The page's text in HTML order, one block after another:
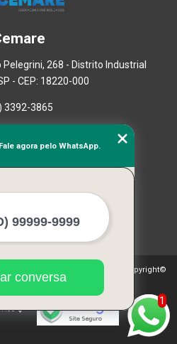
268 - Distrito Industrial
- CEP: 18220-000
3392-3865
do site
Serviços
à proteção de direitos autorais. Copyright©
1
agora pelo WhatsApp.
conversa